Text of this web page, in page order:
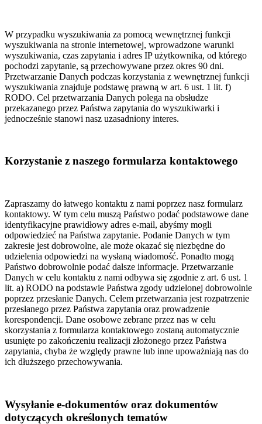
W przypadku wyszukiwania za pomocą wewnętrznej funkcji
wyszukiwania na stronie internetowej, wprowadzone warunki
wyszukiwania, czas zapytania i adres IP użytkownika, od którego
pochodzi zapytanie, są przechowywane przez okres 90 dni.
Przetwarzanie Danych podczas korzystania z wewnętrznej funkcji
wyszukiwania znajduje podstawę prawną w art. 6 ust. 1 lit. f)
RODO. Cel przetwarzania Danych polega na obsłudze
przekazanego przez Państwa zapytania do wyszukiwarki i
jednocześnie stanowi nasz uzasadniony interes.
Korzystanie z naszego formularza kontaktowego
Zapraszamy do łatwego kontaktu z nami poprzez nasz formularz
kontaktowy. W tym celu muszą Państwo podać podstawowe dane
identyfikacyjne prawidłowy adres e-mail, abyśmy mogli
odpowiedzieć na Państwa zapytanie. Podanie Danych w tym
zakresie jest dobrowolne, ale może okazać się niezbędne do
udzielenia odpowiedzi na wysłaną wiadomość. Ponadto mogą
Państwo dobrowolnie podać dalsze informacje. Przetwarzanie
Danych w celu kontaktu z nami odbywa się zgodnie z art. 6 ust. 1
lit. a) RODO na podstawie Państwa zgody udzielonej dobrowolnie
poprzez przesłanie Danych. Celem przetwarzania jest rozpatrzenie
przesłanego przez Państwa zapytania oraz prowadzenie
korespondencji. Dane osobowe zebrane przez nas w celu
skorzystania z formularza kontaktowego zostaną automatycznie
usunięte po zakończeniu realizacji złożonego przez Państwa
zapytania, chyba że względy prawne lub inne upoważniają nas do
ich dłuższego przechowywania.
Wysyłanie e-dokumentów oraz dokumentów
dotyczących określonych tematów